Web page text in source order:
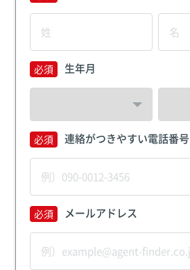
生年月
連絡がつきやすい電話番号
メールアドレス